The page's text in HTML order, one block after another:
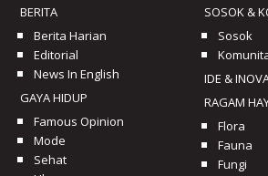
BERITA
Berita Harian
Editorial
News In English
GAYA HIDUP
Famous Opinion
Mode
Sehat
SOSOK &
Sosok
IDE &
RAGAM
Flora
Fauna
Fungi